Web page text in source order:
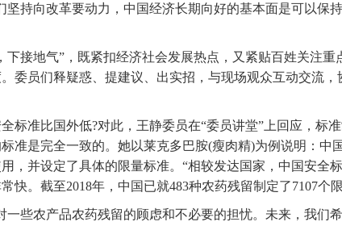
坚持向改革要动力，中国经济长期向好的基本面是可以保
地气”，既紧扣经济社会发展热点，又紧贴百姓关注重
委员们释疑惑、提建议、出实招，与现场观众互动交流，
准比国外低?对此，王静委员在“委员讲堂”上回应，标
准是完全一致的。她以莱克多巴胺(瘦肉精)为例说明：中
，并设定了具体的限量标准。“相较发达国家，中国安全
快。截至2018年，中国已就483种农药残留制定了7107个
些农产品农药残留的顾虑和不必要的担忧。未来，我们